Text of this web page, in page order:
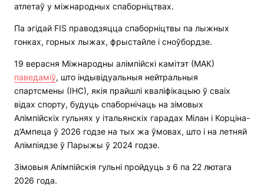
атлетаў у міжнародных спаборніцтвах.
Па эгідай FIS праводзяцца спаборніцтвы па лыжных
гонках, горных лыжах, фрыстайле і сноўбордзе.
19 верасня Міжнародны алімпійскі камітэт (МАК)
паведаміў, што індывідуальныя нейтральныя
спартсмены (ІНС), якія прайшлі кваліфікацыю ў сваіх
відах спорту, будуць спаборнічаць на зімовых
Алімпійскіх гульнях у італьянскіх гарадах Мілан і Корціна-
д’Ампеца ў 2026 годзе на тых жа ўмовах, што і на летняй
Алімпіядзе ў Парыжы ў 2024 годзе.
Зімовыя Алімпійскія гульні пройдуць з 6 па 22 лютага
2026 года.